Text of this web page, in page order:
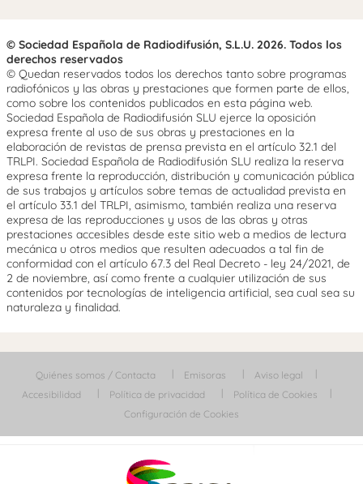
© Sociedad Española de Radiodifusión, S.L.U. 2026. Todos los
derechos reservados
© Quedan reservados todos los derechos tanto sobre programas
radiofónicos y las obras y prestaciones que formen parte de ellos,
como sobre los contenidos publicados en esta página web.
Sociedad Española de Radiodifusión SLU ejerce la oposición
expresa frente al uso de sus obras y prestaciones en la
elaboración de revistas de prensa prevista en el artículo 32.1 del
TRLPI. Sociedad Española de Radiodifusión SLU realiza la reserva
expresa frente la reproducción, distribución y comunicación pública
de sus trabajos y artículos sobre temas de actualidad prevista en
el artículo 33.1 del TRLPI, asimismo, también realiza una reserva
expresa de las reproducciones y usos de las obras y otras
prestaciones accesibles desde este sitio web a medios de lectura
mecánica u otros medios que resulten adecuados a tal fin de
conformidad con el artículo 67.3 del Real Decreto - ley 24/2021, de
2 de noviembre, así como frente a cualquier utilización de sus
contenidos por tecnologías de inteligencia artificial, sea cual sea su
naturaleza y finalidad.
Quiénes somos / Contacta Emisoras
Aviso legal
Accesibilidad
Política de privacidad
Política de Cookies
Configuración de Cookies